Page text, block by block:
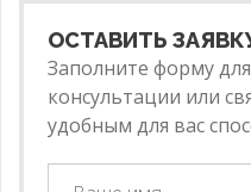
ОСТАВИТЬ
Заполните форму
консультации или
удобным для вас